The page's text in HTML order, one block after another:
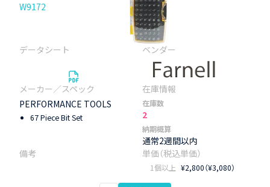
W9172
PERFORMANCE TOOLS
67 Piece Bit Set
在庫数
2
納期概算
通常2週間以内
1個以上 ¥2,800（¥3,080）